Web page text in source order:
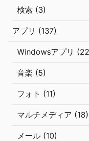
検索 (3)
アプリ (137)
Windowsアプリ
音楽 (5)
フォト (11)
マルチメディア (18)
メール (10)